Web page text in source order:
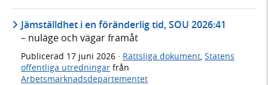
Jämställdhet i en föränderlig tid, SOU 2026:41
– nuläge och vägar framåt
Publicerad 17 juni 2026 · Rättsliga dokument, Statens
offentliga utredningar från
Arbetsmarknadsdepartementet